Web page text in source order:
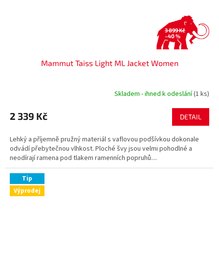
3 899 Kč
–40 %
Mammut Taiss Light ML Jacket Women
Skladem - ihned k odeslání(1 ks)
2 339 Kč DETAIL
Lehký a příjemně pružný materiál s vaflovou podšívkou dokonale
odvádí přebytečnou vlhkost. Ploché švy jsou velmi pohodlné a
neodírají ramena pod tlakem ramenních popruhů....
Tip
Výprodej